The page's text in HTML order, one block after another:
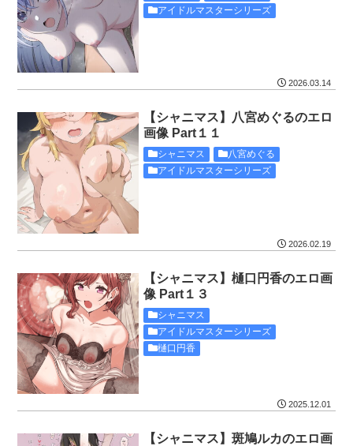
アイドルマスターシリーズ
2026.03.14
【シャニマス】八宮めぐるのエロ
画像 Part１１
シャニマス
八宮めぐる
アイドルマスターシリーズ
2026.02.19
【シャニマス】樋口円香のエロ画
像 Part１３
シャニマス
アイドルマスターシリーズ
樋口円香
2025.12.01
【シャニマス】斑鳩ルカのエロ画